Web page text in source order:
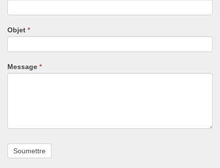
Objet *
Message *
remplissez
ce